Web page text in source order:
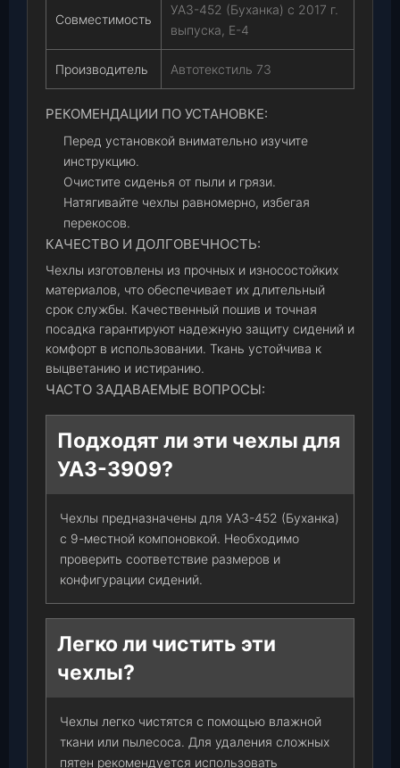
Совместимость
УАЗ-452 (Буханка) с 2017 г.
выпуска, E-4
Производитель Автотекстиль 73
РЕКОМЕНДАЦИИ ПО УСТАНОВКЕ:
Перед установкой внимательно изучите
инструкцию.
Очистите сиденья от пыли и грязи.
Натягивайте чехлы равномерно, избегая
перекосов.
КАЧЕСТВО И ДОЛГОВЕЧНОСТЬ:
Чехлы изготовлены из прочных и износостойких
материалов, что обеспечивает их длительный
срок службы. Качественный пошив и точная
посадка гарантируют надежную защиту сидений и
комфорт в использовании. Ткань устойчива к
выцветанию и истиранию.
ЧАСТО ЗАДАВАЕМЫЕ ВОПРОСЫ:
Подходят ли эти чехлы для
УАЗ-3909?
Чехлы предназначены для УАЗ-452 (Буханка)
с 9-местной компоновкой. Необходимо
проверить соответствие размеров и
конфигурации сидений.
Легко ли чистить эти
чехлы?
Чехлы легко чистятся с помощью влажной
ткани или пылесоса. Для удаления сложных
пятен рекомендуется использовать